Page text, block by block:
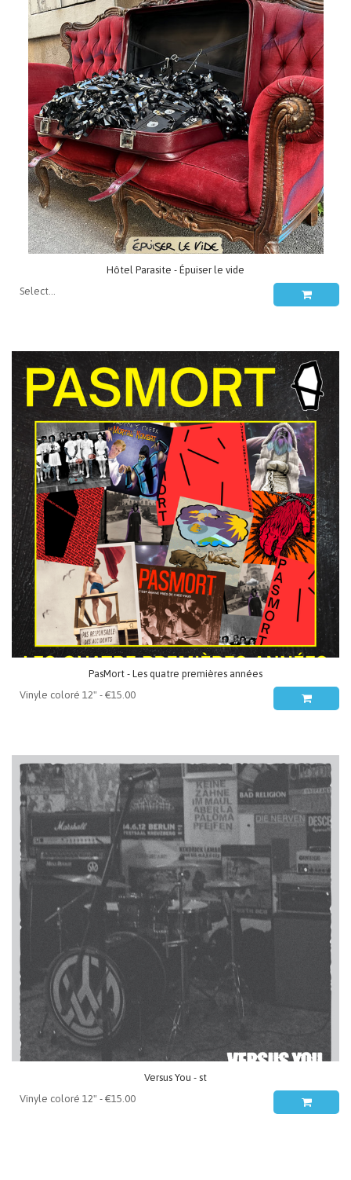
Hôtel Parasite - Épuiser le vide
PasMort - Les quatre premières années
Versus You - st